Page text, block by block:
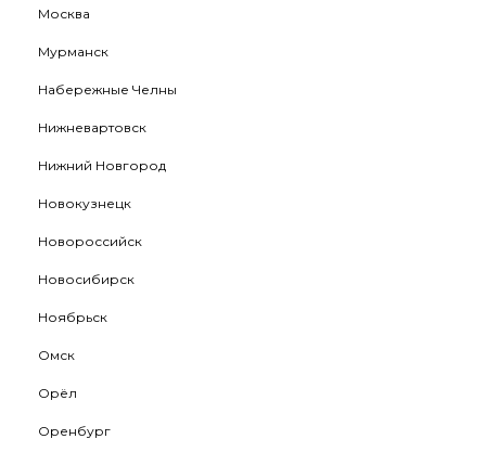
Москва
Мурманск
Набережные Челны
Нижневартовск
Нижний Новгород
Новокузнецк
Новороссийск
Новосибирск
Ноябрьск
Омск
Орёл
Оренбург